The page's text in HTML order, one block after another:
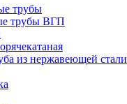
трубы
трубы ВГП
из нержавеющей стали